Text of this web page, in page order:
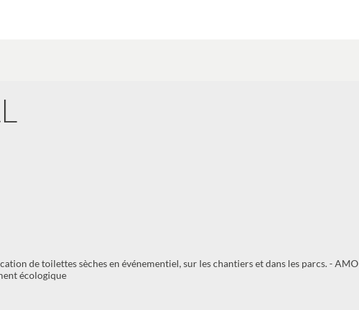
de toilettes sèches en événementiel, sur les chantiers et dans les parcs. - AMO
écologique